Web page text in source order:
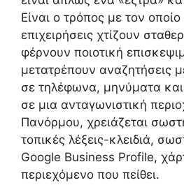
Είναι ο τρόπος με τον οποίο
επιχειρήσεις χτίζουν
φέρνουν ποιοτική
μετατρέπουν αναζητήσεις
σε τηλέφωνα, μηνύματα και
σε μια ανταγωνιστική
Πανόρμου, χρειάζεται
τοπικές λέξεις-κλειδιά,
Google Business Profile,
περιεχόμενο που πείθει.